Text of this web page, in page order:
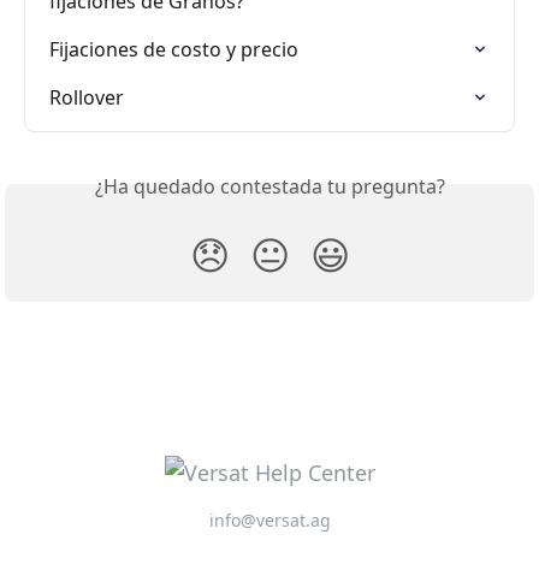
Fijaciones de costo y precio
Rollover
¿Ha quedado contestada tu pregunta?
😞 😐 😃
info@versat.ag